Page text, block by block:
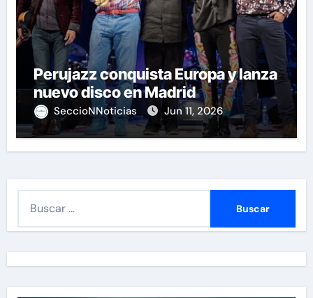
Perujazz conquista Europa y lanza
nuevo disco en Madrid
SeccioNNoticias Jun 11, 2026